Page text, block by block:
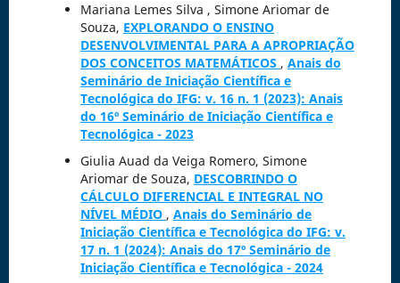
Mariana Lemes Silva , Simone Ariomar de
Souza, EXPLORANDO O ENSINO
DESENVOLVIMENTAL PARA A APROPRIAÇÃO
DOS CONCEITOS MATEMÁTICOS , Anais do
Seminário de Iniciação Científica e
Tecnológica do IFG: v. 16 n. 1 (2023): Anais
do 16º Seminário de Iniciação Científica e
Tecnológica - 2023
Giulia Auad da Veiga Romero, Simone
Ariomar de Souza, DESCOBRINDO O
CÁLCULO DIFERENCIAL E INTEGRAL NO
NÍVEL MÉDIO , Anais do Seminário de
Iniciação Científica e Tecnológica do IFG: v.
17 n. 1 (2024): Anais do 17º Seminário de
Iniciação Científica e Tecnológica - 2024